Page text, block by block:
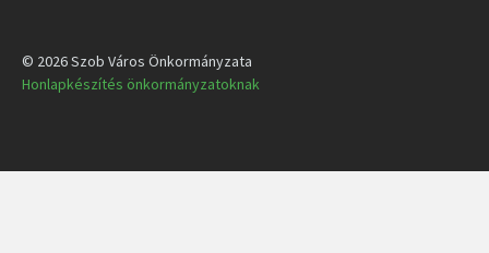
© 2026 Szob Város Önkormányzata
Honlapkészítés önkormányzatoknak